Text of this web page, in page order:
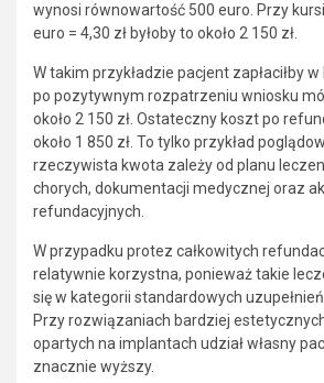
wynosi równowartość 500 euro. Przy
euro = 4,30 zł byłoby to około 2 150 zł.
W takim przykładzie pacjent zapłaciłby w
po pozytywnym rozpatrzeniu wniosku
około 2 150 zł. Ostateczny koszt po
około 1 850 zł. To tylko przykład
rzeczywista kwota zależy od planu
chorych, dokumentacji medycznej oraz
refundacyjnych.
W przypadku protez całkowitych
relatywnie korzystna, ponieważ takie
się w kategorii standardowych
Przy rozwiązaniach bardziej
opartych na implantach udział własny
znacznie wyższy.